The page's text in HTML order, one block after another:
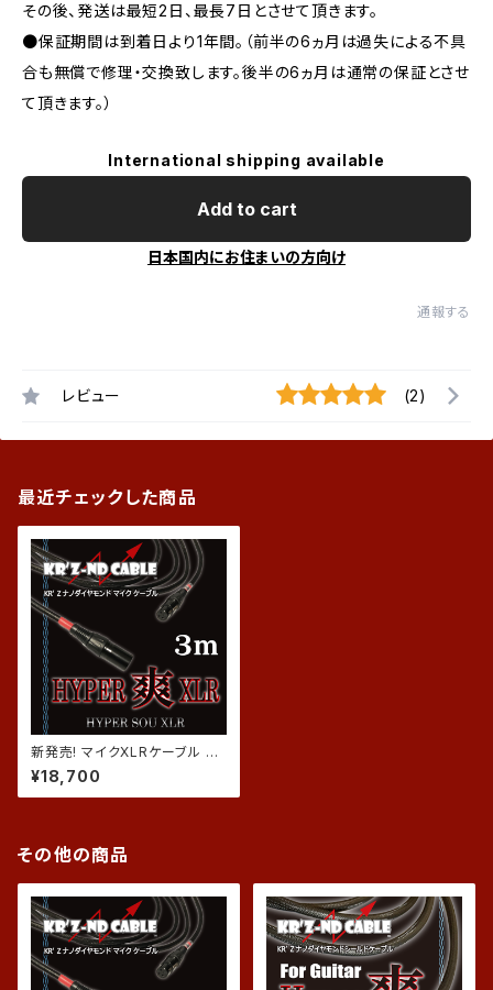
その後、発送は最短2日、最長7日とさせて頂きます。
●保証期間は到着日より1年間。（前半の6ヵ月は過失による不具
合も無償で修理・交換致します。後半の6ヵ月は通常の保証とさせ
て頂きます。）
International shipping available
Add to cart
日本国内にお住まいの方向け
通報する
レビュー (2)
最近チェックした商品
新発売! マイクXLRケーブル HY
PER爽XLR【HYPER SOU XL
R】3ｍ HHLシリーズ
¥18,700
その他の商品